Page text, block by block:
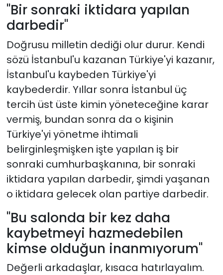
"Bir sonraki iktidara yapılan
darbedir"
Doğrusu milletin dediği olur durur. Kendi
sözü İstanbul'u kazanan Türkiye'yi kazanır,
İstanbul'u kaybeden Türkiye'yi
kaybederdir. Yıllar sonra İstanbul üç
tercih üst üste kimin yöneteceğine karar
vermiş, bundan sonra da o kişinin
Türkiye'yi yönetme ihtimali
belirginleşmişken işte yapılan iş bir
sonraki cumhurbaşkanına, bir sonraki
iktidara yapılan darbedir, şimdi yaşanan
o iktidara gelecek olan partiye darbedir.
"Bu salonda bir kez daha
kaybetmeyi hazmedebilen
kimse olduğun inanmıyorum"
Değerli arkadaşlar, kısaca hatırlayalım.